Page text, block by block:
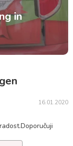
in
16.01.2020